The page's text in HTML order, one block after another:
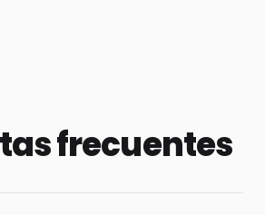
frecuentes